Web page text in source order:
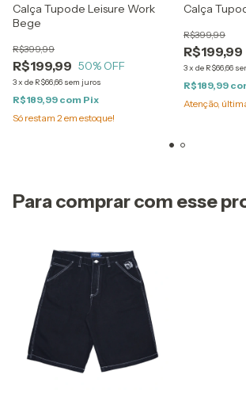
Calça Tupode Leisure Work
Bege
R$199,99
R$399,99
50% OFF
3x de R$66,66 sem juros
R$189,99 com Pix
Só restam 2 em estoque!
Calça
R$199,99
R$399,99
3x de R$66,66
R$189,99
Atenção,
Para comprar com esse